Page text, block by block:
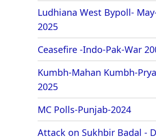
Ludhiana West Bypoll-
2025
Ceasefire -Indo-Pak-War
Kumbh-Mahan Kumbh-
2025
MC Polls-Punjab-2024
Attack on Sukhbir Badal -